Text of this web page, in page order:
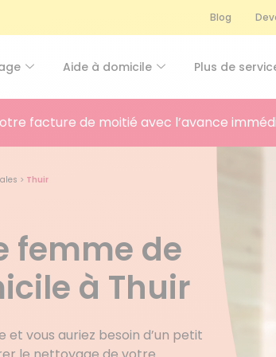
Blog
Aide à domicile Plus de
facture de moitié avec l’avance
> Thuir
femme de
à Thuir
et vous auriez besoin d’un petit